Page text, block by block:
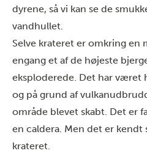
dyrene, så vi kan se de
vandhullet.
Selve krateret er omkring en
engang et af de højeste
eksploderede. Det har været
og på grund af
område blevet skabt. Det er
en caldera. Men det er
krateret.